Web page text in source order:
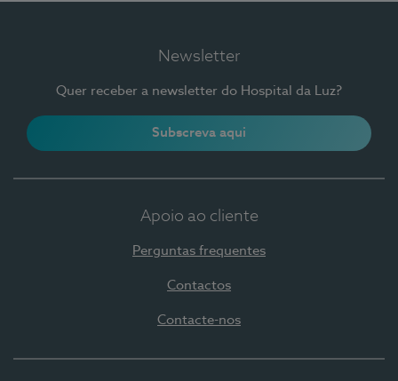
Newsletter
Quer receber a newsletter do Hospital da Luz?
Subscreva aqui
Apoio ao cliente
Perguntas frequentes
Contactos
Contacte-nos